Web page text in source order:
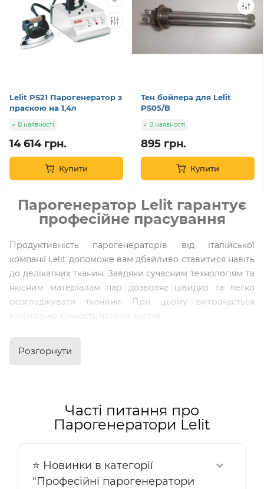
Lelit PS21 Парогенератор з
праскою на 1,4л
В наявності
14 614 грн.
Купити
Тен бойлера для Lelit
PS05/B
В наявності
895 грн.
Купити
Парогенератор Lelit гарантує
професійне прасування
Продуктивність парогенераторів від італійської
компанії Lelit допоможе вам дбайливо ставитися навіть
до делікатних тканин. Завдяки сучасним технологіям та
якісним матеріалам пар дозволяє швидко та легко
розгладжувати тканини. При цьому витрачається
мінімальна кількість часу на нагрів.
Sofitex. В онлайн-каталозі легко вибрати потрібні
Які переваги використання
парогенератора Lelit
Парогенератор із праскою Lelit призначений для
роботи зі звичайною водопровідною водою. Це
Розгорнути
Часті питання про
Парогенератори Lelit
⭐ Новинки в категорії
"Професійні парогенератори